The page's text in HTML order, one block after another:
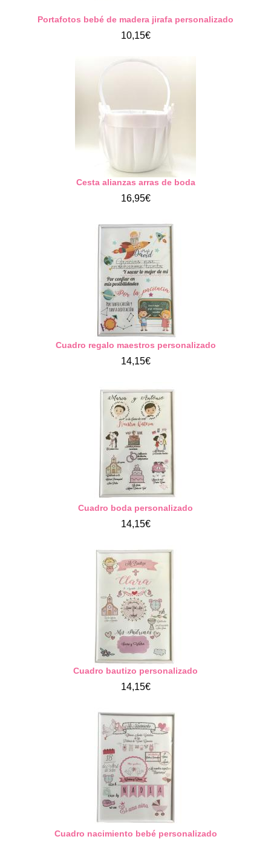
Portafotos bebé de madera jirafa personalizado
10,15€
Cesta alianzas arras de boda
16,95€
Cuadro regalo maestros personalizado
14,15€
Cuadro boda personalizado
14,15€
Cuadro bautizo personalizado
14,15€
Cuadro nacimiento bebé personalizado